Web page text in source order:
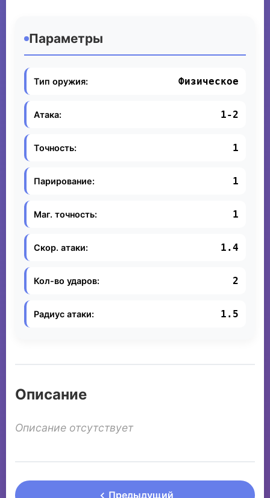
Параметры
Тип оружия: Физическое
Атака: 1-2
Точность: 1
Парирование: 1
Маг. точность: 1
Скор. атаки: 1.4
Кол-во ударов: 2
Радиус атаки: 1.5
Описание
Описание отсутствует
Предыдущий